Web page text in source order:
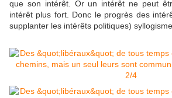
que son intérêt. Or un intérêt ne peut
intérêt plus fort. Donc le progrès des
supplanter les intérêts politiques)